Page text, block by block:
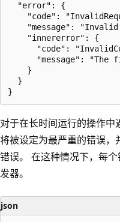
  "error": {
"code":
"message":
    "innererror": {
"code":
"message": "The
    }
  }
对于在长时间运行的操作
将被设定为最严重的错误
错误。 在这种情况下，每
发器。
json